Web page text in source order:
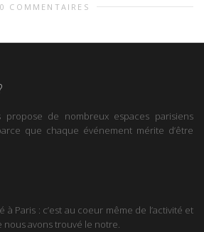
0 COMMENTAIRES
de nombreux espaces parisiens
que chaque événement mérite d’être
à Paris : c’est au coeur même de l’activité et
nous avons trouvé le notre.